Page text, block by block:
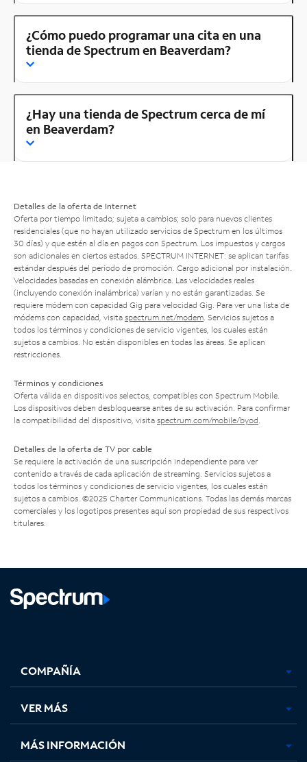
¿Cómo puedo programar una cita en una
tienda de Spectrum en Beaverdam?
¿Hay una tienda de Spectrum cerca de mí
en Beaverdam?
Detalles de la oferta de Internet
Oferta por tiempo limitado; sujeta a cambios; solo para nuevos clientes
residenciales (que no hayan utilizado servicios de Spectrum en los últimos
30 días) y que estén al día en pagos con Spectrum. Los impuestos y cargos
son adicionales en ciertos estados. SPECTRUM INTERNET: se aplican tarifas
estándar después del período de promoción. Cargo adicional por instalación.
Velocidades basadas en conexión alámbrica. Las velocidades reales
(incluyendo conexión inalámbrica) varían y no están garantizadas. Se
requiere módem con capacidad Gig para velocidad Gig. Para ver una lista de
módems con capacidad, visita spectrum.net/modem . Servicios sujetos a
todos los términos y condiciones de servicio vigentes, los cuales están
sujetos a cambios. No están disponibles en todas las áreas. Se aplican
restricciones.
Términos y condiciones
Oferta válida en dispositivos selectos, compatibles con Spectrum Mobile.
Los dispositivos deben desbloquearse antes de su activación. Para confirmar
la compatibilidad del dispositivo, visita spectrum.com/mobile/byod
Detalles de la oferta de TV por cable
Se requiere la activación de una suscripción independiente para ver
contenido a través de cada aplicación de streaming. Servicios sujetos a
todos los términos y condiciones de servicio vigentes, los cuales están
sujetos a cambios. ©2025 Charter Communications. Todas las demás marcas
comerciales y los logotipos presentes aquí son propiedad de sus respectivos
titulares.
abre
en
pestaña
nueva
abre
en
pestaña
nueva
abre
en
pestaña
nueva
en
nueva
COMPAÑÍA
VER MÁS
MÁS INFORMACIÓN